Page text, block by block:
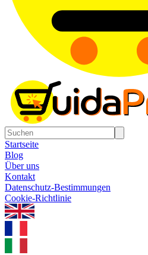
Startseite
Blog
Über uns
Kontakt
Datenschutz-Bestimmungen
Cookie-Richtlinie